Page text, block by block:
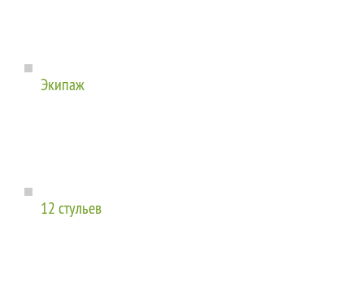
Экипаж
12 стульев